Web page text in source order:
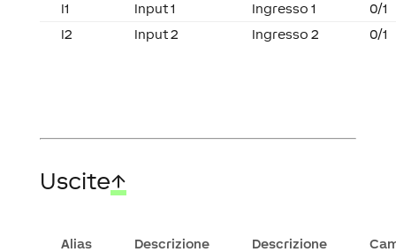
I1
Input 1 Ingresso 1
0/1
I2
Input 2 Ingresso 2 0/1
Uscite↑
Alias
Descrizione
Descrizione